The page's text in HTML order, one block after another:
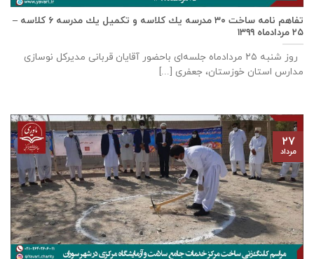
تفاهم نامه ساخت ٣٠ مدرسه يك كلاسه و تكميل يك مدرسه ٦ كلاسه –
۲۵ مردادماه ۱۳۹۹
روز شنبه ۲۵ مردادماه جلسه‌ای باحضور آقايان قربانی مديركل نوسازی
مدارس استان خوزستان، جعفری [...]
۲۷
مرداد